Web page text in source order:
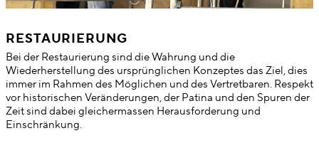
RESTAURIERUNG
Bei der Restaurierung sind die Wahrung und die
Wiederherstellung des ursprünglichen Konzeptes das Ziel, dies
immer im Rahmen des Möglichen und des Vertretbaren. Respekt
vor historischen Veränderungen, der Patina und den Spuren der
Zeit sind dabei gleichermassen Herausforderung und
Einschränkung.